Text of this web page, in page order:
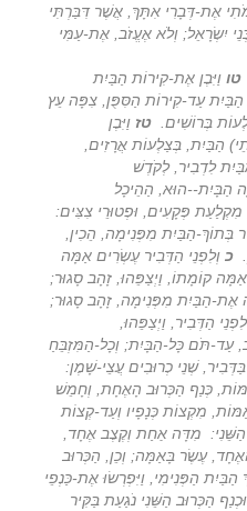
אֶת-דְּבָרִי אִתָּךְ, אֲשֶׁר דִּבַּרְתִּי
יִשְׂרָאֵל; וְלֹא אֶעֱזֹב, אֶת-עַמִּי
טו וַיִּבֶן אֶת-קִירוֹת הַבַּיִת
עַד-קִירוֹת הַסִּפֻּן, צִפָּה עֵץ
בְּרוֹשִׁים. טז וַיִּבֶן
הַבַּיִת, בְּצַלְעוֹת אֲרָזִים,
לִדְבִיר, לְקֹדֶשׁ
הַבָּיִת--הוּא, הַהֵיכָל
פְּקָעִים, וּפְטוּרֵי צִצִּים:
בְּתוֹךְ-הַבַּיִת מִפְּנִימָה, הֵכִין,
. כ וְלִפְנֵי הַדְּבִיר עֶשְׂרִים אַמָּה
קוֹמָתוֹ, וַיְצַפֵּהוּ, זָהָב סָגוּר;
אֶת-הַבַּיִת מִפְּנִימָה, זָהָב סָגוּר;
הַדְּבִיר, וַיְצַפֵּהוּ,
עַד-תֹּם כָּל-הַבָּיִת; וְכָל-הַמִּזְבֵּחַ
שְׁנֵי כְרוּבִים עֲצֵי-שָׁמֶן:
כְּנַף הַכְּרוּב הָאֶחָת, וְחָמֵשׁ
מִקְצוֹת כְּנָפָיו וְעַד-קְצוֹת
מִדָּה אַחַת וְקֶצֶב אֶחָד,
עֶשֶׂר בָּאַמָּה; וְכֵן, הַכְּרוּב
הַבַּיִת הַפְּנִימִי, וַיִּפְרְשׂוּ אֶת-כַּנְפֵי
הַכְּרוּב הַשֵּׁנִי נֹגַעַת בַּקִּיר